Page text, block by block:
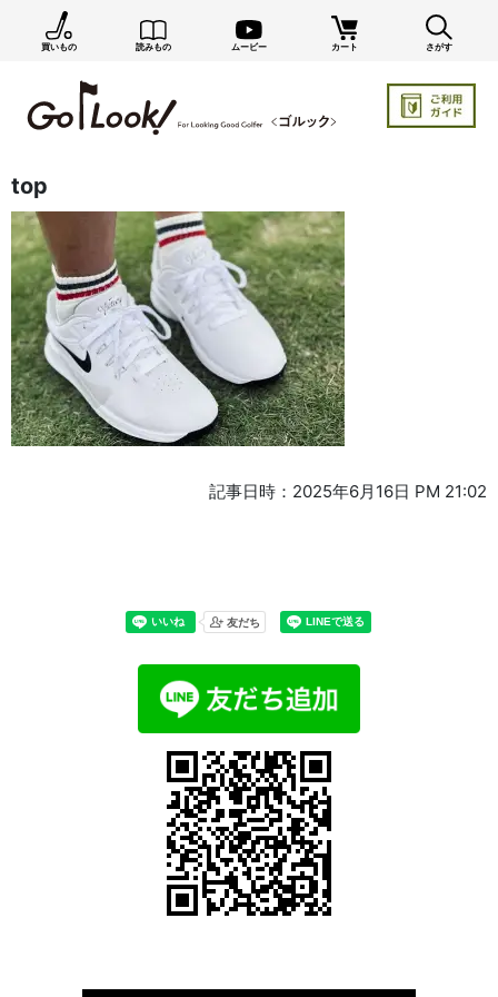
買いもの 読みもの ムービー カート さがす
top
記事日時：2025年6月16日 PM 21:02